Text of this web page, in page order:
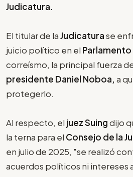
Judicatura.
El titular de laJudicaturase
juicio político en el Parlamento
correísmo, la principal fuerza
presidente Daniel Noboa, a
protegerlo.
Al respecto, el juez Suingdijo
la terna para el Consejo de la
en julio de 2025, "se realizó
acuerdos políticos ni intereses